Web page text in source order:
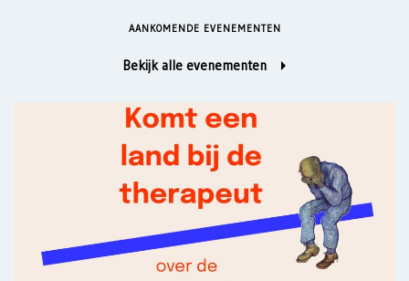
AANKOMENDE EVENEMENTEN
Bekijk alle evenementen arrow_left